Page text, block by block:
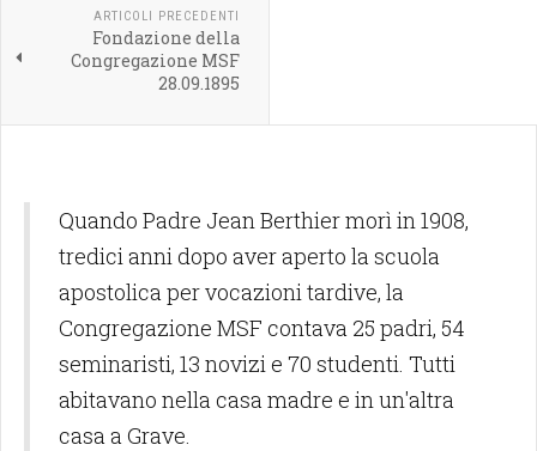
ARTICOLI PRECEDENTI
Fondazione della
Congregazione MSF
28.09.1895
Quando Padre Jean Berthier morì in 1908,
tredici anni dopo aver aperto la scuola
apostolica per vocazioni tardive, la
Congregazione MSF contava 25 padri, 54
seminaristi, 13 novizi e 70 studenti. Tutti
abitavano nella casa madre e in un'altra
casa a Grave.